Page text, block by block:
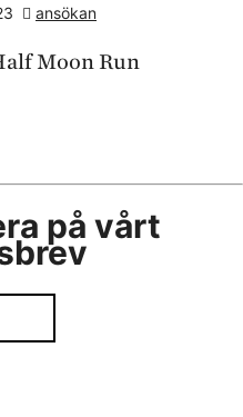
ansökan
Moon Run
på vårt